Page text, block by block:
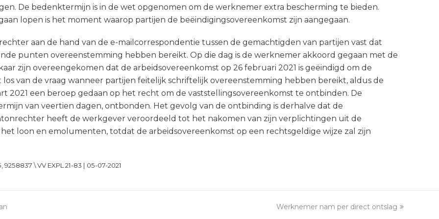
De bedenktermijn is in de wet opgenomen om de werknemer extra bescherming te bieden.
lopen is het moment waarop partijen de beëindigingsovereenkomst zijn aangegaan.
aan de hand van de e-mailcorrespondentie tussen de gemachtigden van partijen vast dat
punten overeenstemming hebben bereikt. Op die dag is de werknemer akkoord gegaan met de
zijn overeengekomen dat de arbeidsovereenkomst op 26 februari 2021 is geëindigd om de
van de vraag wanneer partijen feitelijk schriftelijk overeenstemming hebben bereikt, aldus de
2021 een beroep gedaan op het recht om de vaststellingsovereenkomst te ontbinden. De
van veertien dagen, ontbonden. Het gevolg van de ontbinding is derhalve dat de
heeft de werkgever veroordeeld tot het nakomen van zijn verplichtingen uit de
loon en emolumenten, totdat de arbeidsovereenkomst op een rechtsgeldige wijze zal zijn
\ VV EXPL 21-83 | 05-07-2021
next
Werknemer nam per direct ontslag